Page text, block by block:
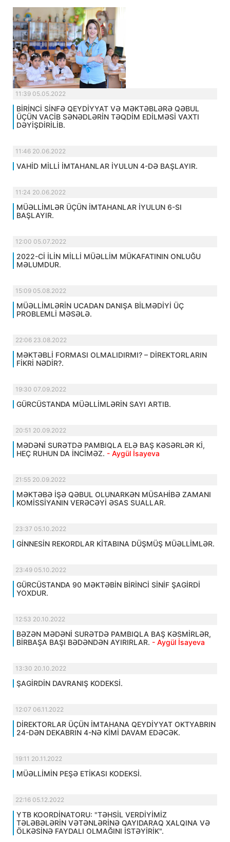
11:39 05.05.2022
BİRİNCİ SİNFƏ QEYDİYYAT VƏ MƏKTƏBLƏRƏ QƏBUL
ÜÇÜN VACİB SƏNƏDLƏRİN TƏQDİM EDİLMƏSİ VAXTI
DƏYİŞDİRİLİB.
11:46 20.06.2022
VAHİD MİLLİ İMTAHANLAR İYULUN 4-DƏ BAŞLAYIR.
11:24 20.06.2022
MÜƏLLİMLƏR ÜÇÜN İMTAHANLAR İYULUN 6-SI
BAŞLAYIR.
12:00 05.07.2022
2022-Cİ İLİN MİLLİ MÜƏLLİM MÜKAFATININ ONLUĞU
MƏLUMDUR.
15:09 05.08.2022
MÜƏLLİMLƏRİN UCADAN DANIŞA BİLMƏDİYİ ÜÇ
PROBLEMLİ MƏSƏLƏ.
22:06 23.08.2022
MƏKTƏBLİ FORMASI OLMALIDIRMI? – DİREKTORLARIN
FİKRİ NƏDİR?.
19:30 07.09.2022
GÜRCÜSTANDA MÜƏLLİMLƏRİN SAYI ARTIB.
20:51 20.09.2022
MƏDƏNİ SURƏTDƏ PAMBIQLA ELƏ BAŞ KƏSƏRLƏR Kİ,
HEÇ RUHUN DA İNCİMƏZ. - Aygül İsayeva
21:55 20.09.2022
MƏKTƏBƏ İŞƏ QƏBUL OLUNARKƏN MÜSAHİBƏ ZAMANI
KOMİSSİYANIN VERƏCƏYİ ƏSAS SUALLAR.
23:37 05.10.2022
GİNNESİN REKORDLAR KİTABINA DÜŞMÜŞ MÜƏLLİMLƏR.
23:49 05.10.2022
GÜRCÜSTANDA 90 MƏKTƏBİN BİRİNCİ SİNİF ŞAGİRDİ
YOXDUR.
12:53 20.10.2022
BƏZƏN MƏDƏNİ SURƏTDƏ PAMBIQLA BAŞ KƏSMİRLƏR,
BİRBAŞA BAŞI BƏDƏNDƏN AYIRIRLAR. - Aygül İsayeva
13:30 20.10.2022
ŞAGİRDİN DAVRANIŞ KODEKSİ.
12:07 06.11.2022
DİREKTORLAR ÜÇÜN İMTAHANA QEYDİYYAT OKTYABRIN
24-DƏN DEKABRIN 4-NƏ KİMİ DAVAM EDƏCƏK.
19:11 20.11.2022
MÜƏLLİMİN PEŞƏ ETİKASI KODEKSİ.
22:16 05.12.2022
YTB KOORDİNATORU: "TƏHSİL VERDİYİMİZ
TƏLƏBƏLƏRİN VƏTƏNLƏRİNƏ QAYIDARAQ XALQINA VƏ
ÖLKƏSİNƏ FAYDALI OLMAĞINI İSTƏYİRİK".